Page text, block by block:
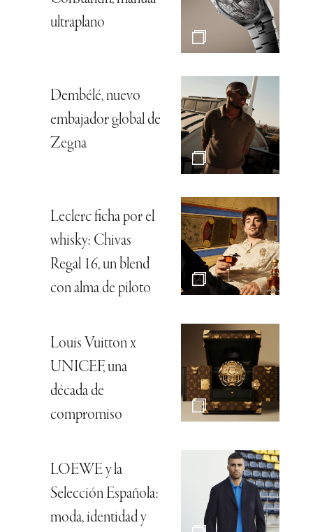
ultraplano
Dembélé, nuevo
embajador global de
Zegna
Leclerc ficha por el
whisky: Chivas
Regal 16, un blend
con alma de piloto
Louis Vuitton x
UNICEF, una
década de
compromiso
LOEWE y la
Selección Española:
moda, identidad y